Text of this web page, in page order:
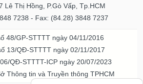
Lê Thị Hồng, P.Gò Vấp, Tp.HCM
7238 - Fax: (84.28) 3848 7237
48/GP-STTTT ngày 04/11/2016
13/QĐ-STTTT ngày 02/11/2017
QĐ-STTTT-ICP ngày 20/07/2023
Thông tin và Truyền thông TPHCM